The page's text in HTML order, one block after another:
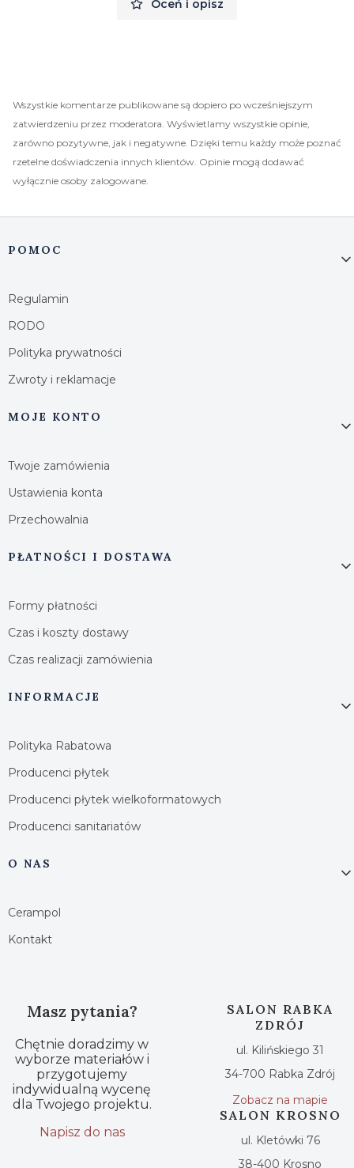
Oceń i opisz
Wszystkie komentarze publikowane są dopiero po wcześniejszym
zatwierdzeniu przez moderatora. Wyświetlamy wszystkie opinie,
zarówno pozytywne, jak i negatywne. Dzięki temu każdy może poznać
rzetelne doświadczenia innych klientów. Opinie mogą dodawać
wyłącznie osoby zalogowane.
Linki w stopce
POMOC
Regulamin
RODO
Polityka prywatności
Zwroty i reklamacje
MOJE KONTO
Twoje zamówienia
Ustawienia konta
Przechowalnia
PŁATNOŚCI I DOSTAWA
Formy płatności
Czas i koszty dostawy
Czas realizacji zamówienia
INFORMACJE
Polityka Rabatowa
Producenci płytek
Producenci płytek wielkoformatowych
Producenci sanitariatów
O NAS
Cerampol
Kontakt
Masz pytania?
Chętnie doradzimy w
wyborze materiałów i
przygotujemy
indywidualną wycenę
dla Twojego projektu.
Napisz do nas
SALON RABKA
ZDRÓJ
ul. Kilińskiego 31
34-700 Rabka Zdrój
Zobacz na mapie
SALON KROSNO
ul. Kletówki 76
38-400 Krosno